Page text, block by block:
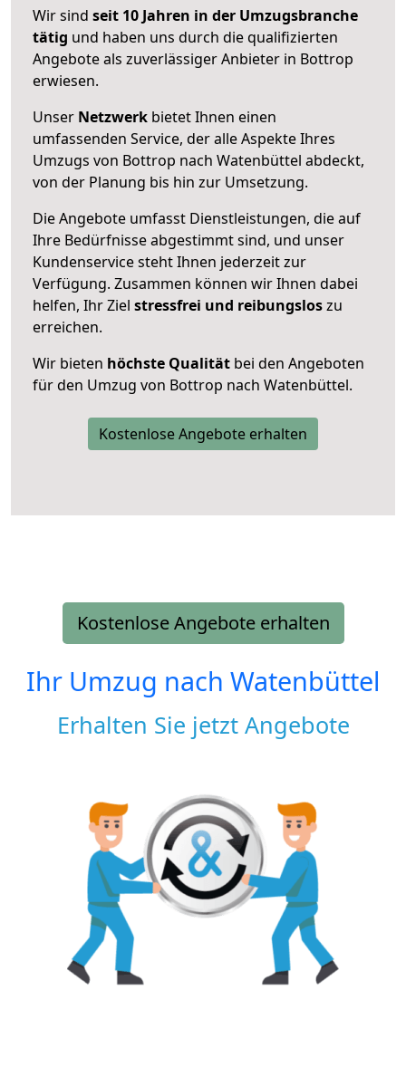
Wir sind seit 10 Jahren in der Umzugsbranche
tätig und haben uns durch die qualifizierten
Angebote als zuverlässiger Anbieter in Bottrop
erwiesen.
Unser Netzwerk bietet Ihnen einen
umfassenden Service, der alle Aspekte Ihres
Umzugs von Bottrop nach Watenbüttel abdeckt,
von der Planung bis hin zur Umsetzung.
Die Angebote umfasst Dienstleistungen, die auf
Ihre Bedürfnisse abgestimmt sind, und unser
Kundenservice steht Ihnen jederzeit zur
Verfügung. Zusammen können wir Ihnen dabei
helfen, Ihr Ziel stressfrei und reibungsloszu
erreichen.
Wir bieten höchste Qualität bei den Angeboten
für den Umzug von Bottrop nach Watenbüttel.
Kostenlose Angebote erhalten
Kostenlose Angebote erhalten
Ihr Umzug nach Watenbüttel
Erhalten Sie jetzt Angebote